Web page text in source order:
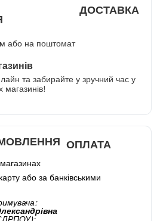
ДОСТАВКА
або на поштомат
та забирайте у зручний час у
ОПЛАТА
або за банківськими